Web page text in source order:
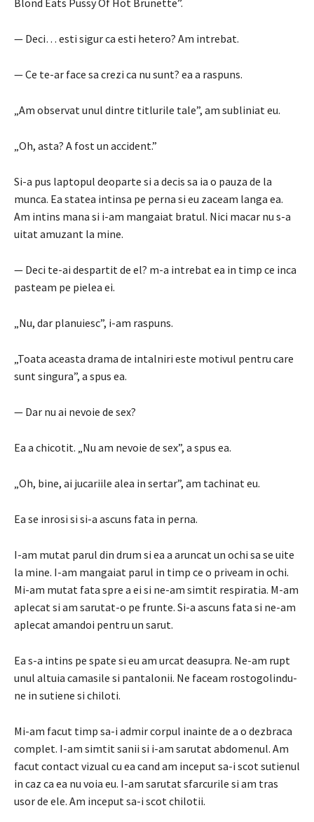
— Deci… esti sigur ca esti hetero? Am intrebat.
— Ce te-ar face sa crezi ca nu sunt? ea a raspuns.
„Am observat unul dintre titlurile tale”, am subliniat eu.
„Oh, asta? A fost un accident.”
Si-a pus laptopul deoparte si a decis sa ia o pauza de la
munca. Ea statea intinsa pe perna si eu zaceam langa ea.
Am intins mana si i-am mangaiat bratul. Nici macar nu s-a
uitat amuzant la mine.
— Deci te-ai despartit de el? m-a intrebat ea in timp ce inca
pasteam pe pielea ei.
„Nu, dar planuiesc”, i-am raspuns.
„Toata aceasta drama de intalniri este motivul pentru care
sunt singura”, a spus ea.
— Dar nu ai nevoie de sex?
Ea a chicotit. „Nu am nevoie de sex”, a spus ea.
„Oh, bine, ai jucariile alea in sertar”, am tachinat eu.
Ea se inrosi si si-a ascuns fata in perna.
I-am mutat parul din drum si ea a aruncat un ochi sa se uite
la mine. I-am mangaiat parul in timp ce o priveam in ochi.
Mi-am mutat fata spre a ei si ne-am simtit respiratia. M-am
aplecat si am sarutat-o ​​pe frunte. Si-a ascuns fata si ne-am
aplecat amandoi pentru un sarut.
Ea s-a intins pe spate si eu am urcat deasupra. Ne-am rupt
unul altuia camasile si pantalonii. Ne faceam rostogolindu-
ne in sutiene si chiloti.
Mi-am facut timp sa-i admir corpul inainte de a o dezbraca
complet. I-am simtit sanii si i-am sarutat abdomenul. Am
facut contact vizual cu ea cand am inceput sa-i scot sutienul
in caz ca ea nu voia eu. I-am sarutat sfarcurile si am tras
usor de ele. Am inceput sa-i scot chilotii.